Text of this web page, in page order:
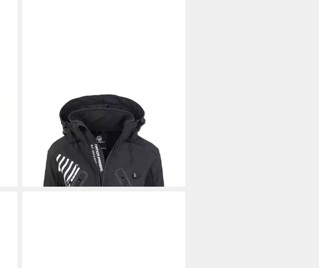
ROCK CREEKSoftshelljacke Damen
Softshelljacke Wanderjacke D-390
69,90 € UVP 89,90 €
-22%